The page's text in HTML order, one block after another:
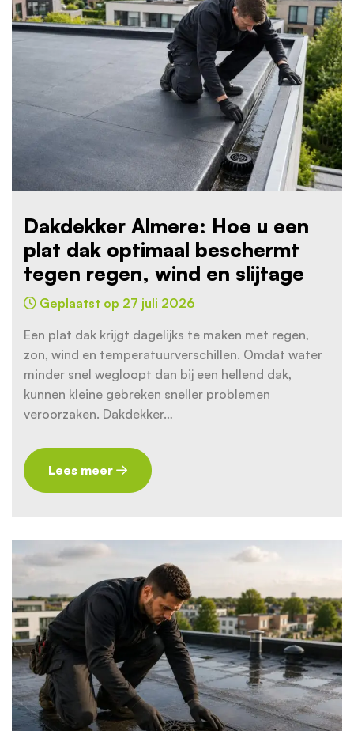
Dakdekker Almere: Hoe u een
plat dak optimaal beschermt
tegen regen, wind en slijtage
Geplaatst op 27 juli 2026
Een plat dak krijgt dagelijks te maken met regen,
zon, wind en temperatuurverschillen. Omdat water
minder snel wegloopt dan bij een hellend dak,
kunnen kleine gebreken sneller problemen
veroorzaken. Dakdekker…
Lees meer